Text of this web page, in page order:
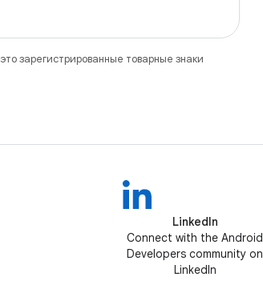
зарегистрированные товарные знаки
LinkedIn
Connect with the Android
Developers community on
LinkedIn